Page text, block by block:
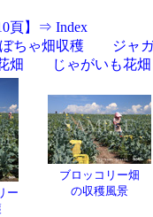
頁】⇒ Index
ちゃ畑収穫
ジャ
畑 じゃがいも花畑
ー
ブロッコリー畑
の収穫風景